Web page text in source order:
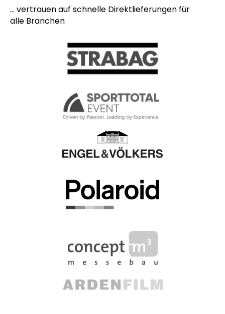
... vertrauen auf schnelle Direktlieferungen für
alle Branchen